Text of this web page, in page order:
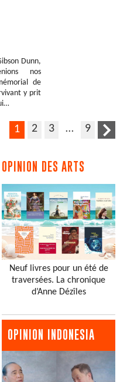
Dunn,
nos
de
y prit
1 2 3 … 9
OPINION DES ARTS
Neuf livres pour un été de
traversées. La chronique
d’Anne Dézîles
OPINION INDONESIA